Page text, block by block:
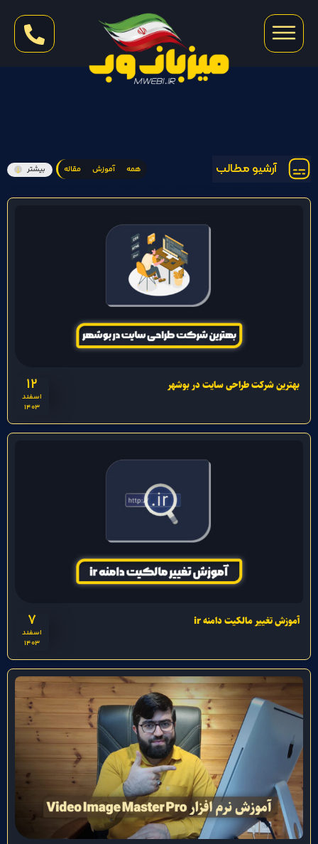
آرشیو مطالب همه آموزش مقاله بیشتر
12
اسفند
1403
بهترین شرکت طراحی سایت در بوشهر
7
اسفند
1403
آموزش تغییر مالکیت دامنه ir